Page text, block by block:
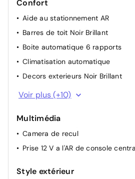
Confort
Aide au stationnement AR
Barres de toit Noir Brillant
Boite automatique 6 rapports
Climatisation automatique
Decors exterieurs Noir Brillant
Direction assistee
Ordinateur de bord
Plafonnier a LED
Plancher de coffre escamotable
Voir plus (+10)
Multimédia
Camera de recul
Prise 12 V a l'AR de console
Style extérieur